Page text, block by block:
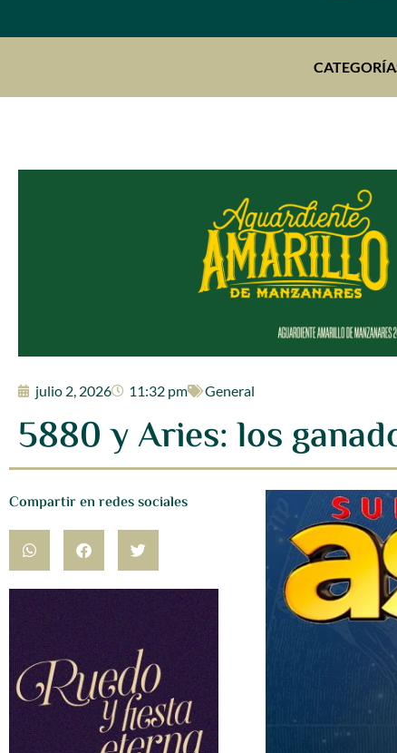
julio 2, 2026 11:32 pm General
5880 y Aries: los
Compartir en redes sociales